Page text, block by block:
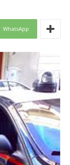
WhatsApp